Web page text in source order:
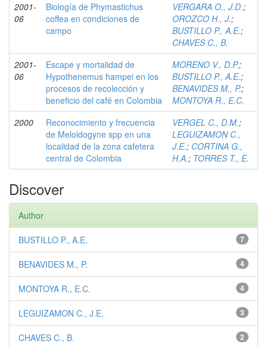
2001-
06
Biología de Phymastichus
coffea en condiciones de
campo
VERGARA O., J.D.;
OROZCO H., J.;
BUSTILLO P., A.E.;
CHAVES C., B.
2001-
06
Escape y mortalidad de
Hypothenemus hampei en los
procesos de recolección y
beneficio del café en Colombia
MORENO V., D.P.;
BUSTILLO P., A.E.;
BENAVIDES M., P.;
MONTOYA R., E.C.
2000
Reconocimiento y frecuencia
de Meloidogyne spp en una
localidad de la zona cafetera
central de Colombia
VERGEL C., D.M.;
LEGUIZAMON C.,
J.E.; CORTINA G.,
H.A.; TORRES T., E.
Discover
Author
7
BUSTILLO P., A.E.
4
BENAVIDES M., P.
4
MONTOYA R., E.C.
3
LEGUIZAMON C., J.E.
2
CHAVES C., B.